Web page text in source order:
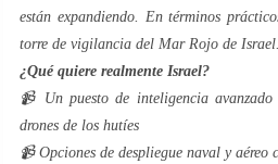
están expandiendo. En términos
torre de vigilancia del Mar Rojo de Israel.
¿Qué quiere realmente Israel?
📹 Un puesto de inteligencia
drones de los hutíes
📹 Opciones de despliegue naval y aéreo